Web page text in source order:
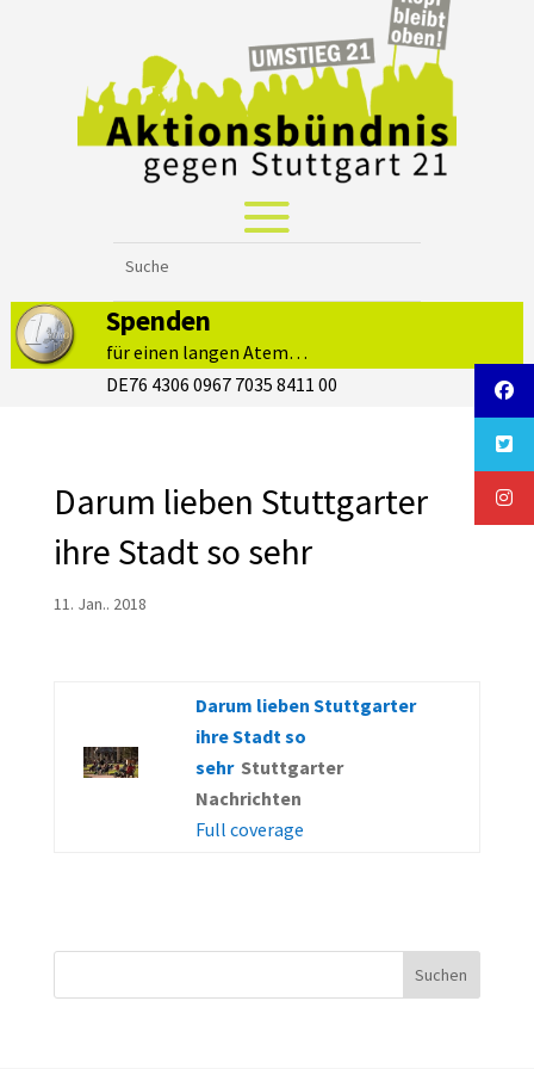
Spenden
für einen langen Atem…
DE76 4306 0967 7035 8411 00
Darum lieben Stuttgarter
ihre Stadt so sehr
11. Jan.. 2018
Darum lieben Stuttgarter
ihre Stadt so
sehr Stuttgarter
Nachrichten
Full coverage
Suchen